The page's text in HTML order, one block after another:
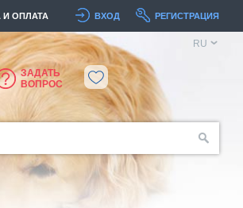
И ОПЛАТА ВХОД РЕГИСТРАЦИЯ
ЗАДАТЬ
ВОПРОС
RU